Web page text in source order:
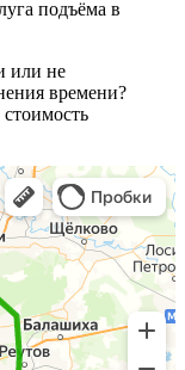
подъёма в
или не
времени?